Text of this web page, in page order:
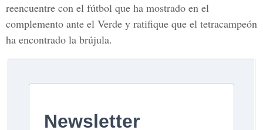
reencuentre con el fútbol que ha mostrado en el
complemento ante el Verde y ratifique que el tetracampeón
ha encontrado la brújula.